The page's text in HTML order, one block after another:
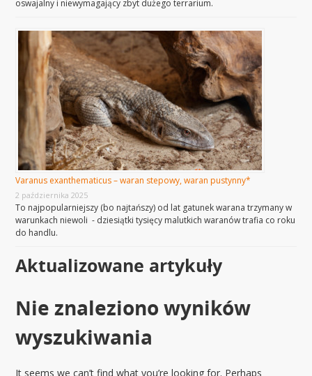
oswajalny i niewymagający zbyt dużego terrarium.
Varanus exanthematicus – waran stepowy, waran pustynny*
2 października 2025
To najpopularniejszy (bo najtańszy) od lat gatunek warana trzymany w
warunkach niewoli - dziesiątki tysięcy malutkich waranów trafia co roku
do handlu.
Aktualizowane artykuły
Nie znaleziono wyników
wyszukiwania
It seems we can’t find what you’re looking for. Perhaps